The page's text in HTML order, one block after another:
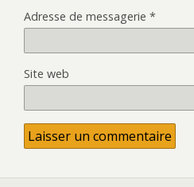
Adresse de messagerie *
Site web